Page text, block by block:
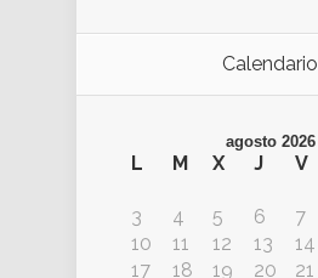
Calendario
agosto 2026
L M X J V
3
4 5 6 7
10
11 12 13 14
17
18 19 20 21